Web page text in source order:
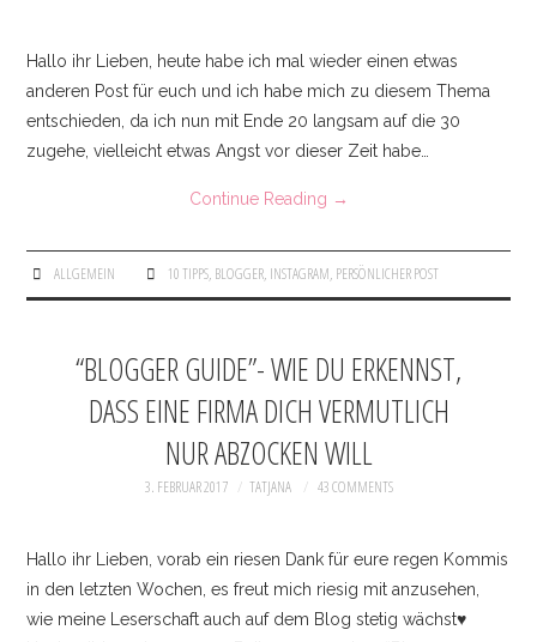
Hallo ihr Lieben, heute habe ich mal wieder einen etwas
anderen Post für euch und ich habe mich zu diesem Thema
entschieden, da ich nun mit Ende 20 langsam auf die 30
zugehe, vielleicht etwas Angst vor dieser Zeit habe…
Continue Reading →
ALLGEMEIN 10 TIPPS, BLOGGER, INSTAGRAM, PERSÖNLICHER POST
“BLOGGER GUIDE”- WIE DU ERKENNST,
DASS EINE FIRMA DICH VERMUTLICH
NUR ABZOCKEN WILL
3. FEBRUAR 2017 TATJANA 43 COMMENTS
Hallo ihr Lieben, vorab ein riesen Dank für eure regen Kommis
in den letzten Wochen, es freut mich riesig mit anzusehen,
wie meine Leserschaft auch auf dem Blog stetig wächst♥